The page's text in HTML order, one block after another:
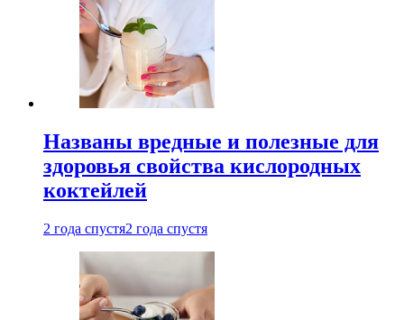
Названы вредные и полезные для
здоровья свойства кислородных
коктейлей
2 года спустя2 года спустя